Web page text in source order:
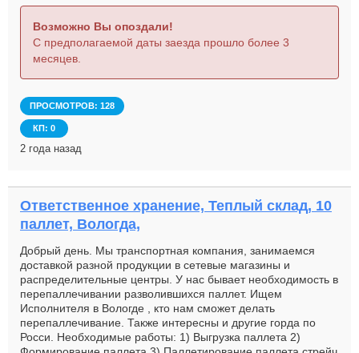
Возможно Вы опоздали!
С предполагаемой даты заезда прошло более 3
месяцев.
ПРОСМОТРОВ: 128
КП: 0
2 года назад
Ответственное хранение, Теплый склад, 10
паллет, Вологда,
Добрый день. Мы транспортная компания, занимаемся
доставкой разной продукции в сетевые магазины и
распределительные центры. У нас бывает необходимость в
перепаллечивании разволившихся паллет. Ищем
Исполнителя в Вологде , кто нам сможет делать
перепаллечивание. Также интересны и другие горда по
Росси. Необходимые работы: 1) Выгрузка паллета 2)